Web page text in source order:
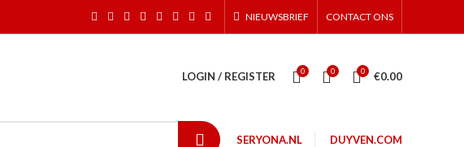
NIEUWSBRIEF CONTACT ONS
LOGIN / REGISTER 0 0 0 €0.00
SERYONA.NL DUYVEN.COM